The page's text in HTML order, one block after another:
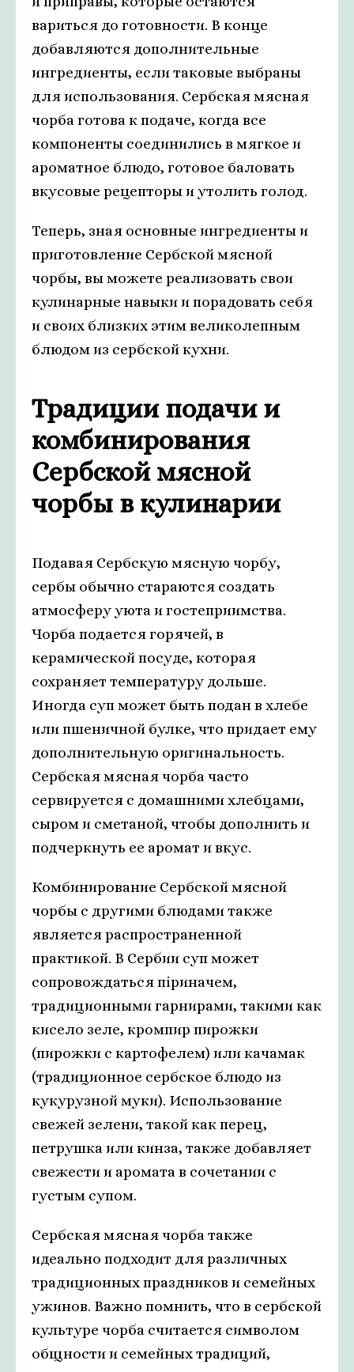
вариться до готовности. В конце
добавляются дополнительные
ингредиенты, если таковые выбраны
для использования. Сербская мясная
чорба готова к подаче, когда все
компоненты соединились в мягкое и
ароматное блюдо, готовое баловать
вкусовые рецепторы и утолить голод.
Теперь, зная основные ингредиенты и
приготовление Сербской мясной
чорбы, вы можете реализовать свои
кулинарные навыки и порадовать себя
и своих близких этим великолепным
блюдом из сербской кухни.
Традиции подачи и
комбинирования
Сербской мясной
чорбы в кулинарии
Подавая Сербскую мясную чорбу,
сербы обычно стараются создать
атмосферу уюта и гостеприимства.
Чорба подается горячей, в
керамической посуде, которая
сохраняет температуру дольше.
Иногда суп может быть подан в хлебе
или пшеничной булке, что придает ему
дополнительную оригинальность.
Сербская мясная чорба часто
сервируется с домашними хлебцами,
сыром и сметаной, чтобы дополнить и
подчеркнуть ее аромат и вкус.
Комбинирование Сербской мясной
чорбы с другими блюдами также
является распространенной
практикой. В Сербии суп может
сопровождаться пiриначем,
традиционными гарнирами, такими как
кисело зеле, кромпир пирожки
(пирожки с картофелем) или качамак
(традиционное сербское блюдо из
кукурузной муки). Использование
свежей зелени, такой как перец,
петрушка или кинза, также добавляет
свежести и аромата в сочетании с
густым супом.
Сербская мясная чорба также
идеально подходит для различных
традиционных праздников и семейных
ужинов. Важно помнить, что в сербской
культуре чорба считается символом
общности и семейных традиций,